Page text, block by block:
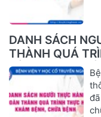
DANH SÁCH
THÀNH QUÁ
BỆNH, CHỮA